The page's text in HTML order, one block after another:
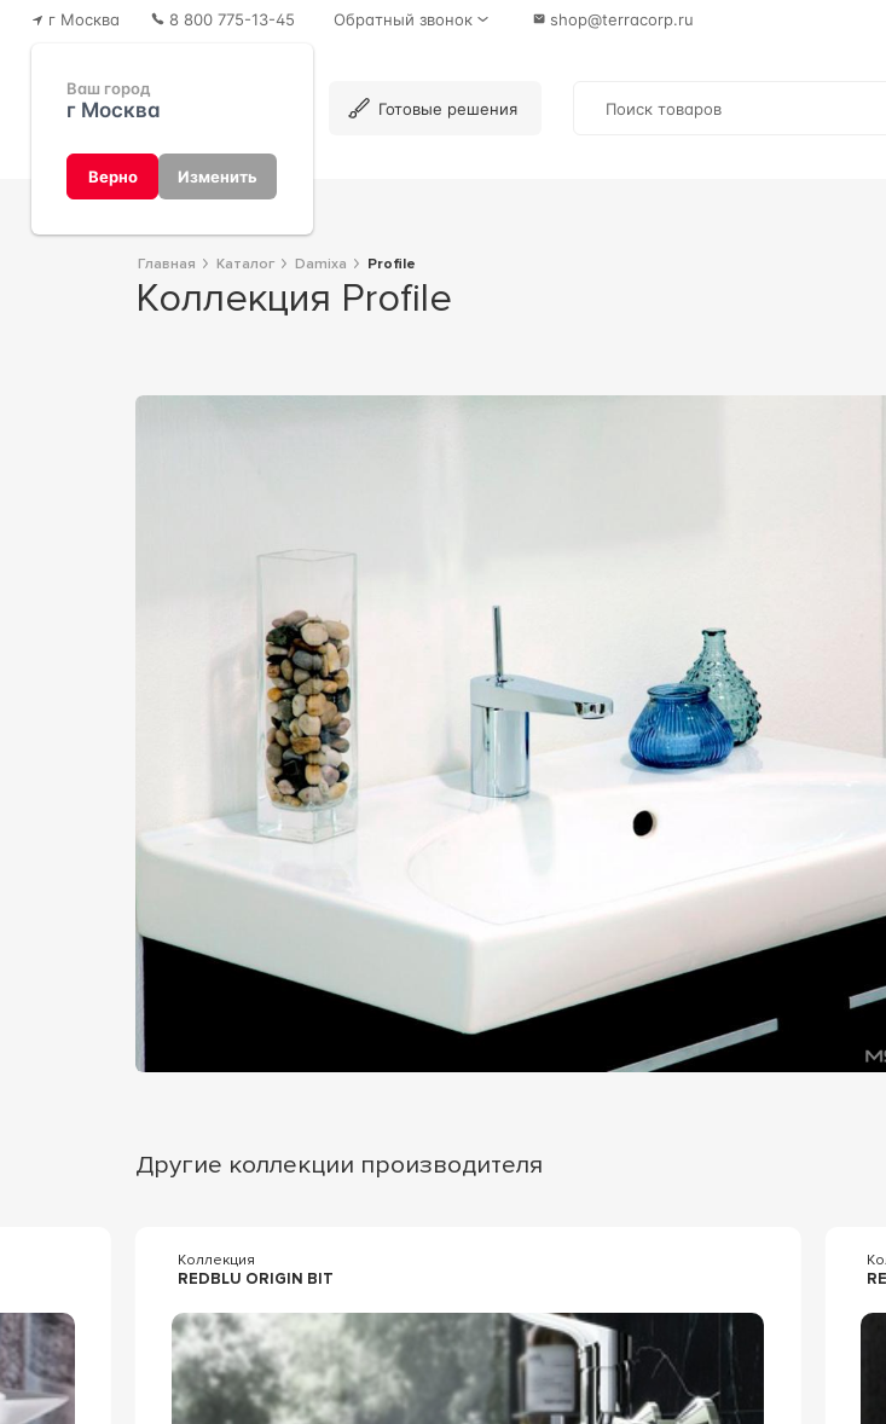
г Москва
Ваш город
г Москва
Верно Изменить
8 800 775-13-45 Обратный звонок shop@terracorp.ru
Готовые решения
Главная Каталог Damixa Profile
Коллекция Profile
Другие коллекции производителя
Коллекция
REDBLU ORIGIN BIT